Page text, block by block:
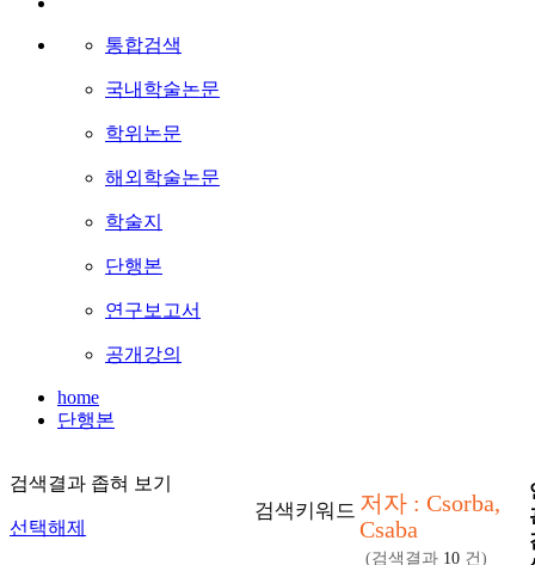
통합검색
국내학술논문
학위논문
해외학술논문
학술지
단행본
연구보고서
공개강의
home
단행본
검색결과 좁혀 보기
선택해제
검색키워드 저자 : Csorba,
Csaba
(검색결과 10 건)